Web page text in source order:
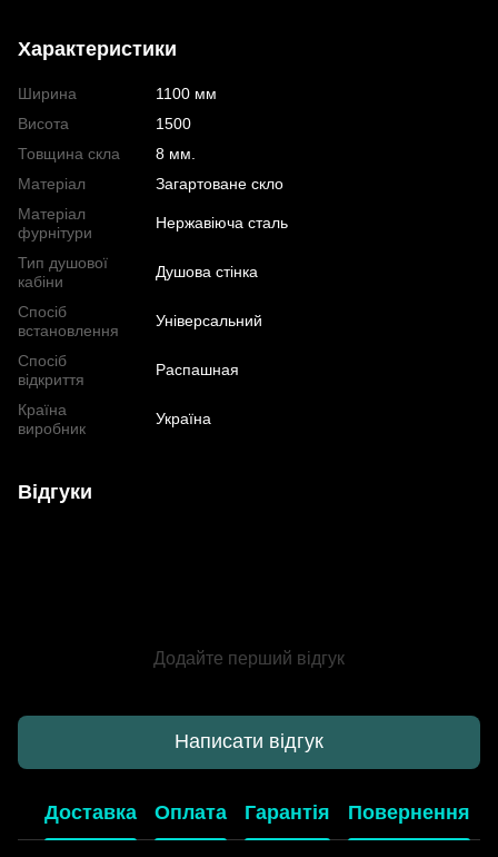
Характеристики
Ширина
1100 мм
Висота
1500
Товщина скла
8 мм.
Матеріал
Загартоване скло
Матеріал
фурнітури
Нержавіюча сталь
Тип душової
кабіни
Душова стінка
Спосіб
встановлення
Універсальний
Спосіб
відкриття
Распашная
Країна
виробник
Україна
Відгуки
Додайте перший відгук
Написати відгук
Доставка Оплата Гарантія Повернення